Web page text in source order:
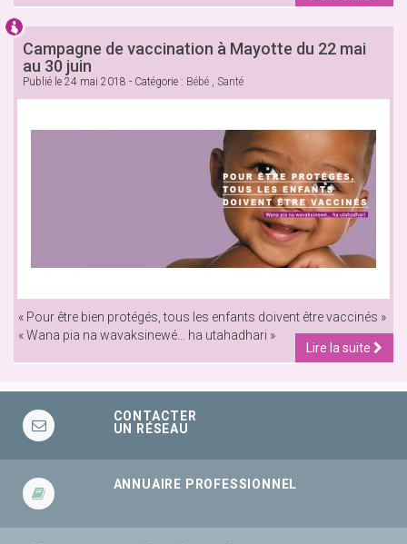
Campagne de vaccination à Mayotte du 22 mai
au 30 juin
Publié le 24 mai 2018 - Catégorie : Bébé , Santé
« Pour être bien protégés, tous les enfants doivent être vaccinés »
« Wana pia na wavaksinewé... ha utahadhari »
Lire la suite
CONTACTER
UN RÉSEAU
ANNUAIRE PROFESSIONNEL